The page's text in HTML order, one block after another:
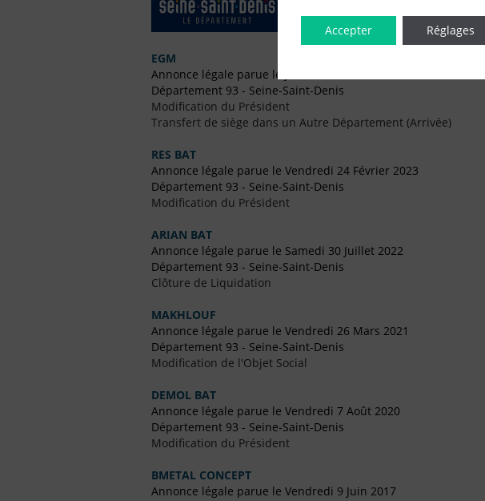
EGM
Annonce légale parue le Jeudi 30 Octobre 2025
Département 93 - Seine-Saint-Denis
Modification du Président
Transfert de siège dans un Autre Département (Arrivée)
RES BAT
Annonce légale parue le Vendredi 24 Février 2023
Département 93 - Seine-Saint-Denis
Modification du Président
ARIAN BAT
Annonce légale parue le Samedi 30 Juillet 2022
Département 93 - Seine-Saint-Denis
Clôture de Liquidation
MAKHLOUF
Annonce légale parue le Vendredi 26 Mars 2021
Département 93 - Seine-Saint-Denis
Modification de l'Objet Social
DEMOL BAT
Annonce légale parue le Vendredi 7 Août 2020
Département 93 - Seine-Saint-Denis
Modification du Président
BMETAL CONCEPT
Annonce légale parue le Vendredi 9 Juin 2017
Accepter Réglages